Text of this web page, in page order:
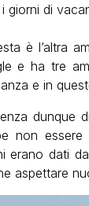
giorni di
è l’altra
e ha tre
e in
dunque
non
erano dati
aspettare